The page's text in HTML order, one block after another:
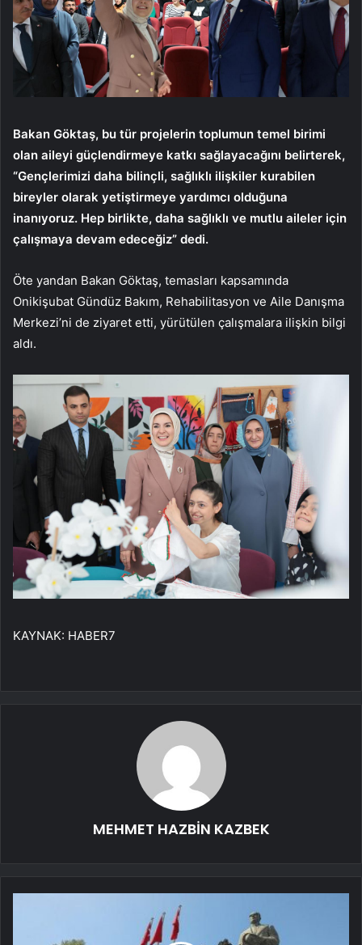
Bakan Göktaş, bu tür projelerin toplumun temel birimi
olan aileyi güçlendirmeye katkı sağlayacağını belirterek,
“Gençlerimizi daha bilinçli, sağlıklı ilişkiler kurabilen
bireyler olarak yetiştirmeye yardımcı olduğuna
inanıyoruz. Hep birlikte, daha sağlıklı ve mutlu aileler için
çalışmaya devam edeceğiz” dedi.
Öte yandan Bakan Göktaş, temasları kapsamında
Onikişubat Gündüz Bakım, Rehabilitasyon ve Aile Danışma
Merkezi’ni de ziyaret etti, yürütülen çalışmalara ilişkin bilgi
aldı.
KAYNAK: HABER7
MEHMET HAZBİN KAZBEK